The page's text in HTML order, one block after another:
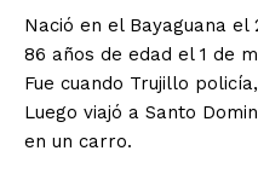
Nació en el Bayaguana el
86 años de edad el 1 de
Fue cuando Trujillo
Luego viajó a Santo
en un carro.